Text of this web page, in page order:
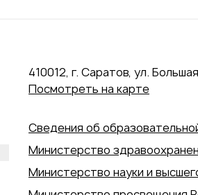
410012, г. Саратов, ул.
Посмотреть на карте
Сведения об
Министерство
Министерство науки и